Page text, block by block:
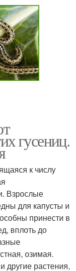
гусениц.
к числу
Взрослые
для капусты и
принести в
вплоть до
озимая.
другие растения,